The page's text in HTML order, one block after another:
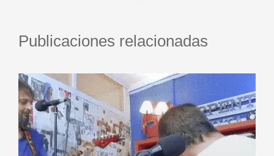
Publicaciones relacionadas